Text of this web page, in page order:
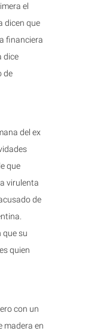
el
dicen que
financiera
dice
de
del ex
que
virulenta
de
que su
quien
con un
madera en